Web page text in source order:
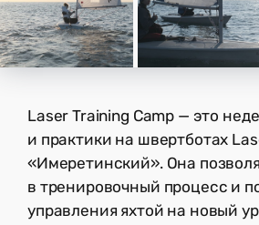
Laser Training Camp — это
и практики на швертботах
«Имеретинский». Она
в тренировочный процесс и
управления яхтой на новый